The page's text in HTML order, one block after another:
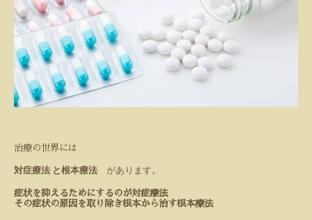
治療の世界には
対症療法 と根本療法 があります。
症状を抑えるためにするのが対症療法
その症状の原因を取り除き根本から治す根本療法